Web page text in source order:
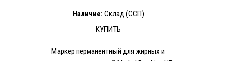
Наличие: Склад (ССП)
КУПИТЬ
Маркер перманентный для жирных и